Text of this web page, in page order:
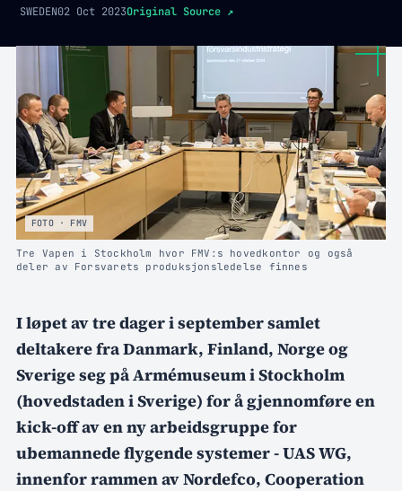
SWEDEN02 Oct 2023Original Source ↗
FOTO · FMV
Tre Vapen i Stockholm hvor FMV:s hovedkontor og også
deler av Forsvarets produksjonsledelse finnes
I løpet av tre dager i september samlet
deltakere fra Danmark, Finland, Norge og
Sverige seg på Armémuseum i Stockholm
(hovedstaden i Sverige) for å gjennomføre en
kick-off av en ny arbeidsgruppe for
ubemannede flygende systemer - UAS WG,
innenfor rammen av Nordefco, Cooperation